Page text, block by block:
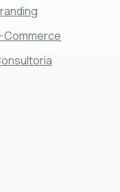
Commerce